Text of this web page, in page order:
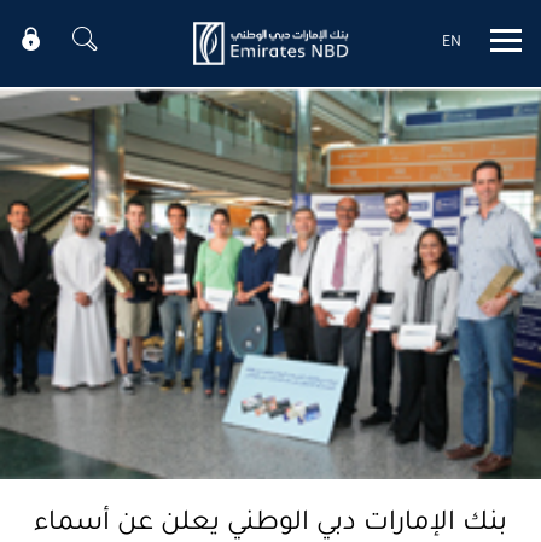
Mobile menu
EN
بنك الإمارات دبي الوطني يعلن عن أسماء